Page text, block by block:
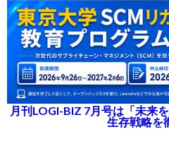
月刊LOGI-BIZ 7月号は「未来
生存戦略を